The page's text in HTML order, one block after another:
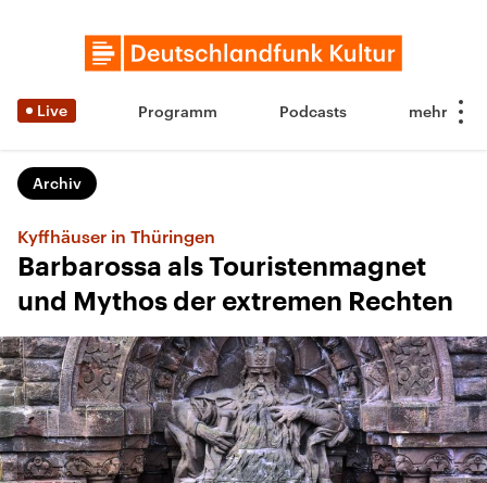
Live Programm Podcasts
Archiv
Kyffhäuser in Thüringen
Barbarossa als Touristenmagnet
und Mythos der extremen Rechten